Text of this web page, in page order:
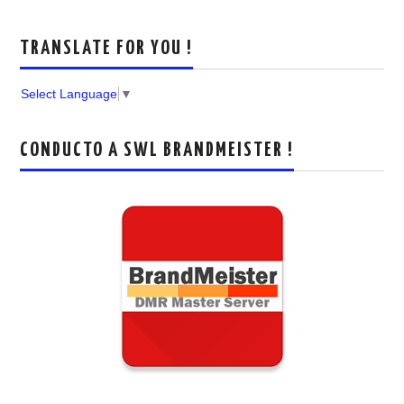
TRANSLATE FOR YOU !
Select Language ▼
CONDUCTO A SWL BRANDMEISTER !